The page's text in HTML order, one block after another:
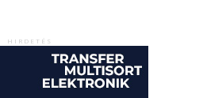
HIRDETÉS